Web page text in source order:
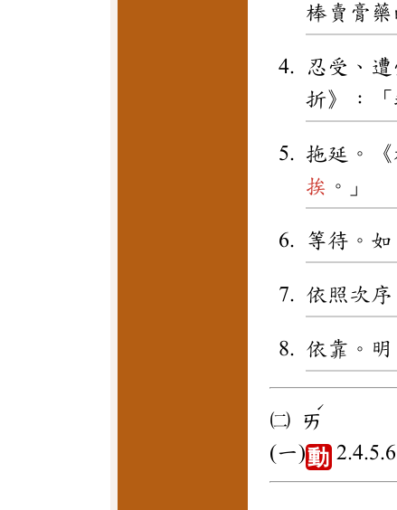
棒賣膏藥
忍受、遭
折》：
拖延。
挨 。」
等待。如
依照次序
依靠。
㈡ ㄞ
ˊ
(一)動